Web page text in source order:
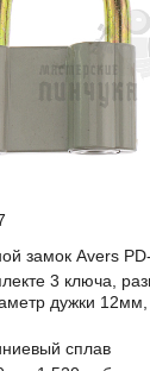
замок Avers
3 ключа,
дужки 12мм,
сплав